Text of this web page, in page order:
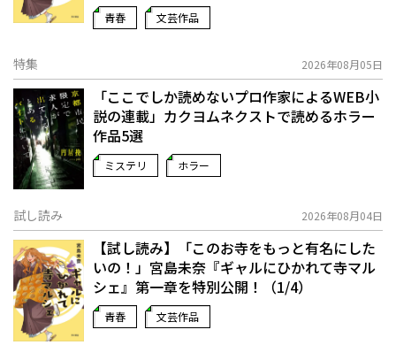
青春 文芸作品
特集 2026年08月05日
「ここでしか読めないプロ作家によるWEB小
説の連載」――カクヨムネクストで読めるホラー
作品5選
ミステリ ホラー
試し読み 2026年08月04日
【試し読み】「このお寺をもっと有名にした
いの！」宮島未奈『ギャルにひかれて寺マル
シェ』第一章を特別公開！（1/4）
青春 文芸作品